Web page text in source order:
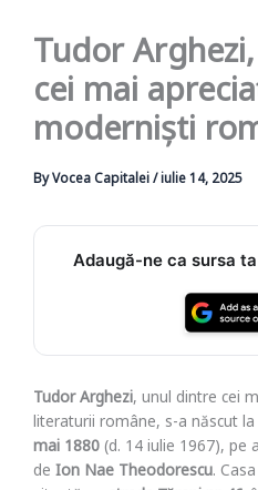
Tudor
cei mai
moderniști
ByVocea Capitalei/iulie 14, 2025
Adaugă-ne ca sursa
Tudor Arghezi, unul dintre cei
literaturii române, s-a născut la
mai 1880 (d. 14 iulie 1967), pe
de Ion Nae Theodorescu.